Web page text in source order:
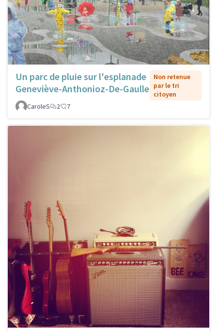
Un parc de pluie sur l'esplanade
Geneviève-Anthonioz-De-Gaulle
Non retenue
par le tri
citoyen
CaroleS
2 7